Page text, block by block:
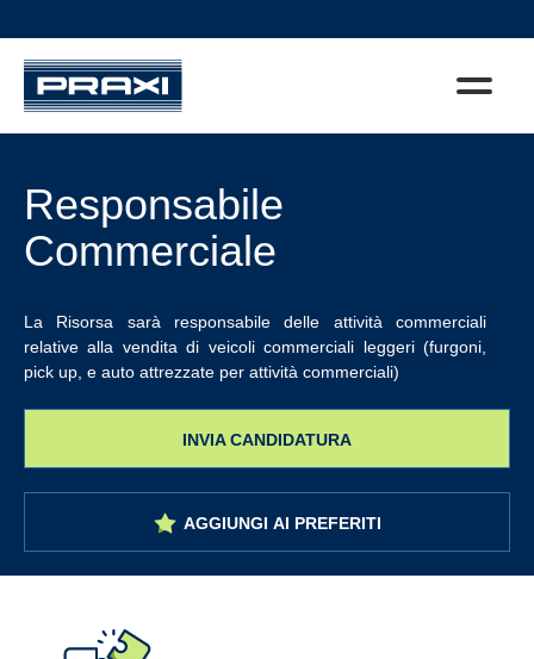
Responsabile
Commerciale
La Risorsa sarà responsabile delle attività commerciali
relative alla vendita di veicoli commerciali leggeri (furgoni,
pick up, e auto attrezzate per attività commerciali)
INVIA CANDIDATURA
AGGIUNGI AI PREFERITI